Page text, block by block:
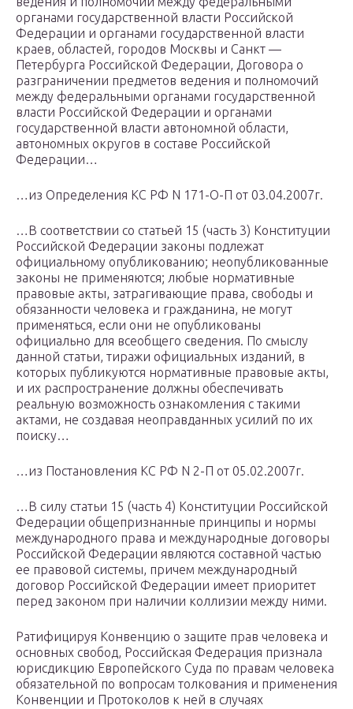
органами государственной власти Российской
Федерации и органами государственной власти
краев, областей, городов Москвы и Санкт —
Петербурга Российской Федерации, Договора о
разграничении предметов ведения и полномочий
между федеральными органами государственной
власти Российской Федерации и органами
государственной власти автономной области,
автономных округов в составе Российской
Федерации…
…из Определения КС РФ N 171-О-П от 03.04.2007г.
…В соответствии со статьей 15 (часть 3) Конституции
Российской Федерации законы подлежат
официальному опубликованию; неопубликованные
законы не применяются; любые нормативные
правовые акты, затрагивающие права, свободы и
обязанности человека и гражданина, не могут
применяться, если они не опубликованы
официально для всеобщего сведения. По смыслу
данной статьи, тиражи официальных изданий, в
которых публикуются нормативные правовые акты,
и их распространение должны обеспечивать
реальную возможность ознакомления с такими
актами, не создавая неоправданных усилий по их
поиску…
…из Постановления КС РФ N 2-П от 05.02.2007г.
…В силу статьи 15 (часть 4) Конституции Российской
Федерации общепризнанные принципы и нормы
международного права и международные договоры
Российской Федерации являются составной частью
ее правовой системы, причем международный
договор Российской Федерации имеет приоритет
перед законом при наличии коллизии между ними.
Ратифицируя Конвенцию о защите прав человека и
основных свобод, Российская Федерация признала
юрисдикцию Европейского Суда по правам человека
обязательной по вопросам толкования и применения
Конвенции и Протоколов к ней в случаях